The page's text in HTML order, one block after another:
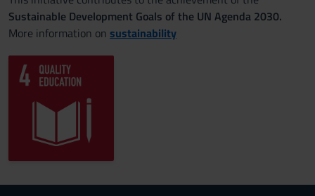
Sustainable Development Goals of the UN Agenda 2030.
More information on sustainability